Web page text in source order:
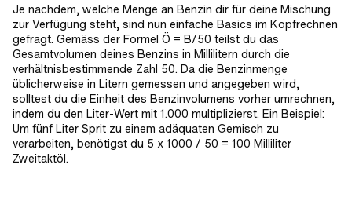
Je nachdem, welche Menge an Benzin dir für deine Mischung
zur Verfügung steht, sind nun einfache Basics im Kopfrechnen
gefragt. Gemäss der Formel Ö = B/50 teilst du das
Gesamtvolumen deines Benzins in Millilitern durch die
verhältnisbestimmende Zahl 50. Da die Benzinmenge
üblicherweise in Litern gemessen und angegeben wird,
solltest du die Einheit des Benzinvolumens vorher umrechnen,
indem du den Liter-Wert mit 1.000 multiplizierst. Ein Beispiel:
Um fünf Liter Sprit zu einem adäquaten Gemisch zu
verarbeiten, benötigst du 5 x 1000 / 50 = 100 Milliliter
Zweitaktöl.